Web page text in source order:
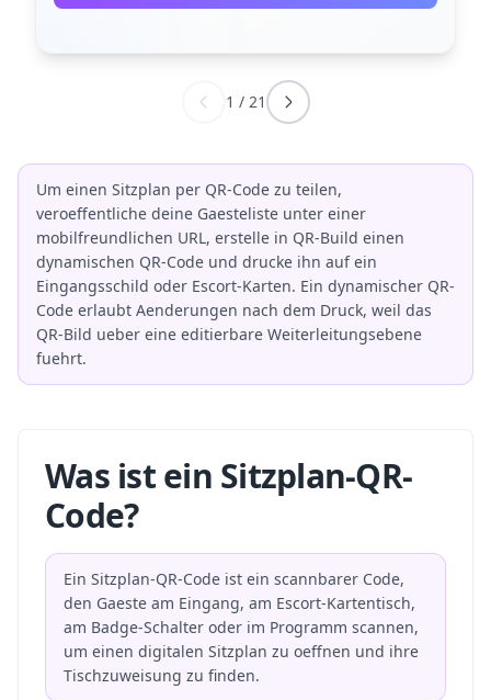
1 / 21
Um einen Sitzplan per QR-Code zu teilen,
veroeffentliche deine Gaesteliste unter einer
mobilfreundlichen URL, erstelle in QR-Build einen
dynamischen QR-Code und drucke ihn auf ein
Eingangsschild oder Escort-Karten. Ein dynamischer QR-
Code erlaubt Aenderungen nach dem Druck, weil das
QR-Bild ueber eine editierbare Weiterleitungsebene
fuehrt.
Was ist ein Sitzplan-QR-
Code?
Ein Sitzplan-QR-Code ist ein scannbarer Code,
den Gaeste am Eingang, am Escort-Kartentisch,
am Badge-Schalter oder im Programm scannen,
um einen digitalen Sitzplan zu oeffnen und ihre
Tischzuweisung zu finden.